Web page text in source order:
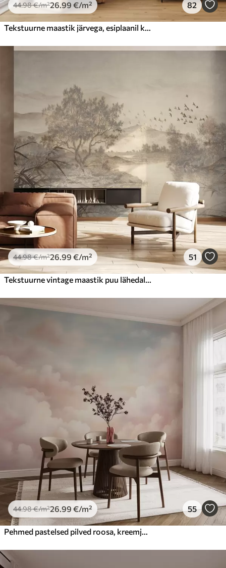
44.98€/m²26 .99 €/m² 82
44.98€/m²26 .99 €/m² 51
44.98€/m²26 .99 €/m² 55